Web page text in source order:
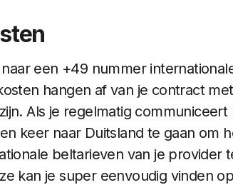
een +49 nummer
hangen af van je contract
Als je regelmatig
keer naar Duitsland te gaan om
beltarieven van je provider
kan je super eenvoudig vinden